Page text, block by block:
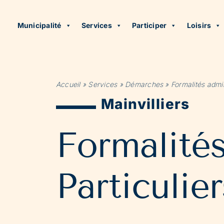
Municipalité Services Participer Loisirs
Accueil» Services» Démarches» Formalités
Mainvilliers